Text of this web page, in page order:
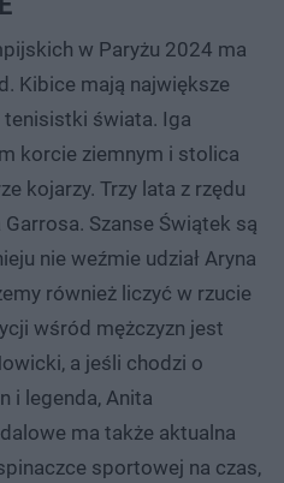
w Paryżu 2024 ma
Kibice mają największe
tenisistki świata. Iga
korcie ziemnym i stolica
kojarzy. Trzy lata z rzędu
Szanse Świątek są
nie weźmie udział Aryna
również liczyć w rzucie
wśród mężczyzn jest
a jeśli chodzi o
i legenda, Anita
ma także aktualna
sportowej na czas,